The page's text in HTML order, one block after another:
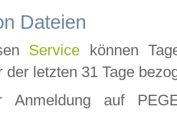
Dateien
Service können
der letzten 31 Tage
Anmeldung auf